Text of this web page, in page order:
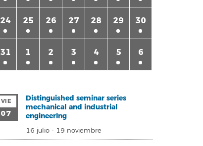
24 25 26 27 28 29 30
31 1 2 3 4 5 6
VIE
07
Distinguished seminar series
mechanical and industrial
engineerIng
16 julio - 19 noviembre